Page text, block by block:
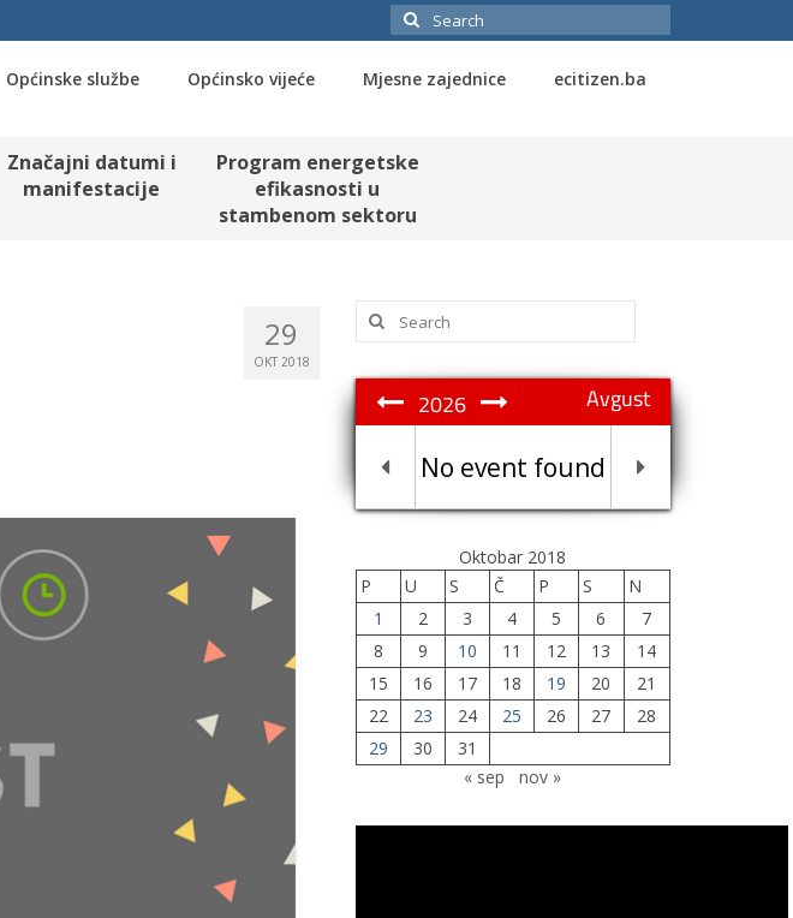
Search
for:
Općinske službe Općinsko vijeće Mjesne zajednice ecitizen.ba
Značajni datumi i
manifestacije
Program energetske
efikasnosti u
stambenom sektoru
29
OKT 2018
Search
for:
Avgust
2026
No event found
Oktobar 2018
P
U S Č P S
N
1
2 3 4 5 6
7
8
9 10 11 12 13
14
15
16 17 18 19 20
21
22
23 24 25 26 27
28
29
30
31
« sep
nov »